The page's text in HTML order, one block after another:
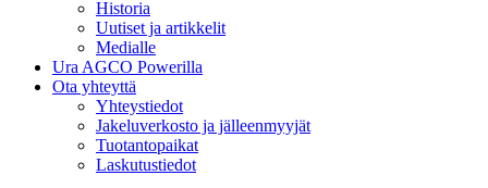
Historia
Uutiset ja artikkelit
Medialle
Ura AGCO Powerilla
Ota yhteyttä
Yhteystiedot
Jakeluverkosto ja jälleenmyyjät
Tuotantopaikat
Laskutustiedot